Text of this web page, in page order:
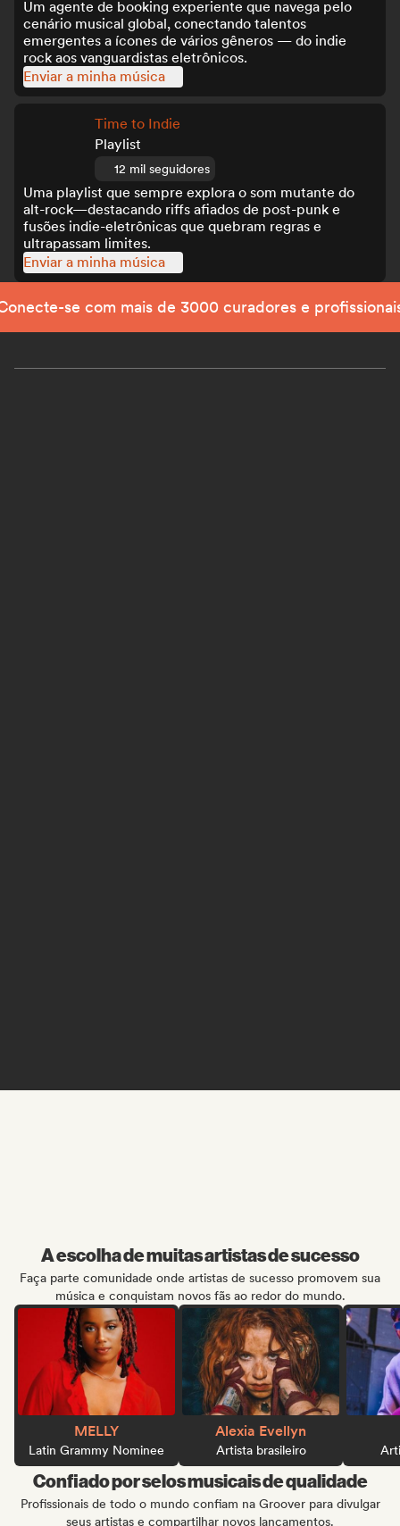
Um agente de booking experiente que navega pelo
cenário musical global, conectando talentos
emergentes a ícones de vários gêneros — do indie
rock aos vanguardistas eletrônicos.
Enviar a minha música
Time to Indie
Playlist
12 mil seguidores
Uma playlist que sempre explora o som mutante do
alt-rock—destacando riffs afiados de post-punk e
fusões indie-eletrônicas que quebram regras e
ultrapassam limites.
Enviar a minha música
se com mais de 3000 curadores e
A escolha de muitas artistas de sucesso
Faça parte comunidade onde artistas de sucesso promovem sua
música e conquistam novos fãs ao redor do mundo.
MELLY
Latin Grammy Nominee
Alexia Evellyn
Artista brasileiro
Confiado por selos musicais de qualidade
Profissionais de todo o mundo confiam na Groover para divulgar
seus artistas e compartilhar novos lançamentos.